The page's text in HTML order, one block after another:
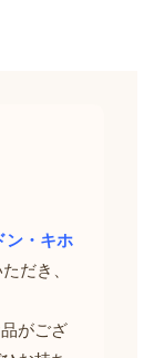
ン・キホ
だき、
がござ